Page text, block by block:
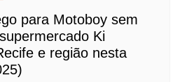
para Motoboy sem
Ki
e região nesta